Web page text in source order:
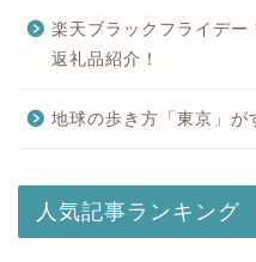
楽天ブラックフライデ
返礼品紹介！
地球の歩き方「東京」が
人気記事ランキング